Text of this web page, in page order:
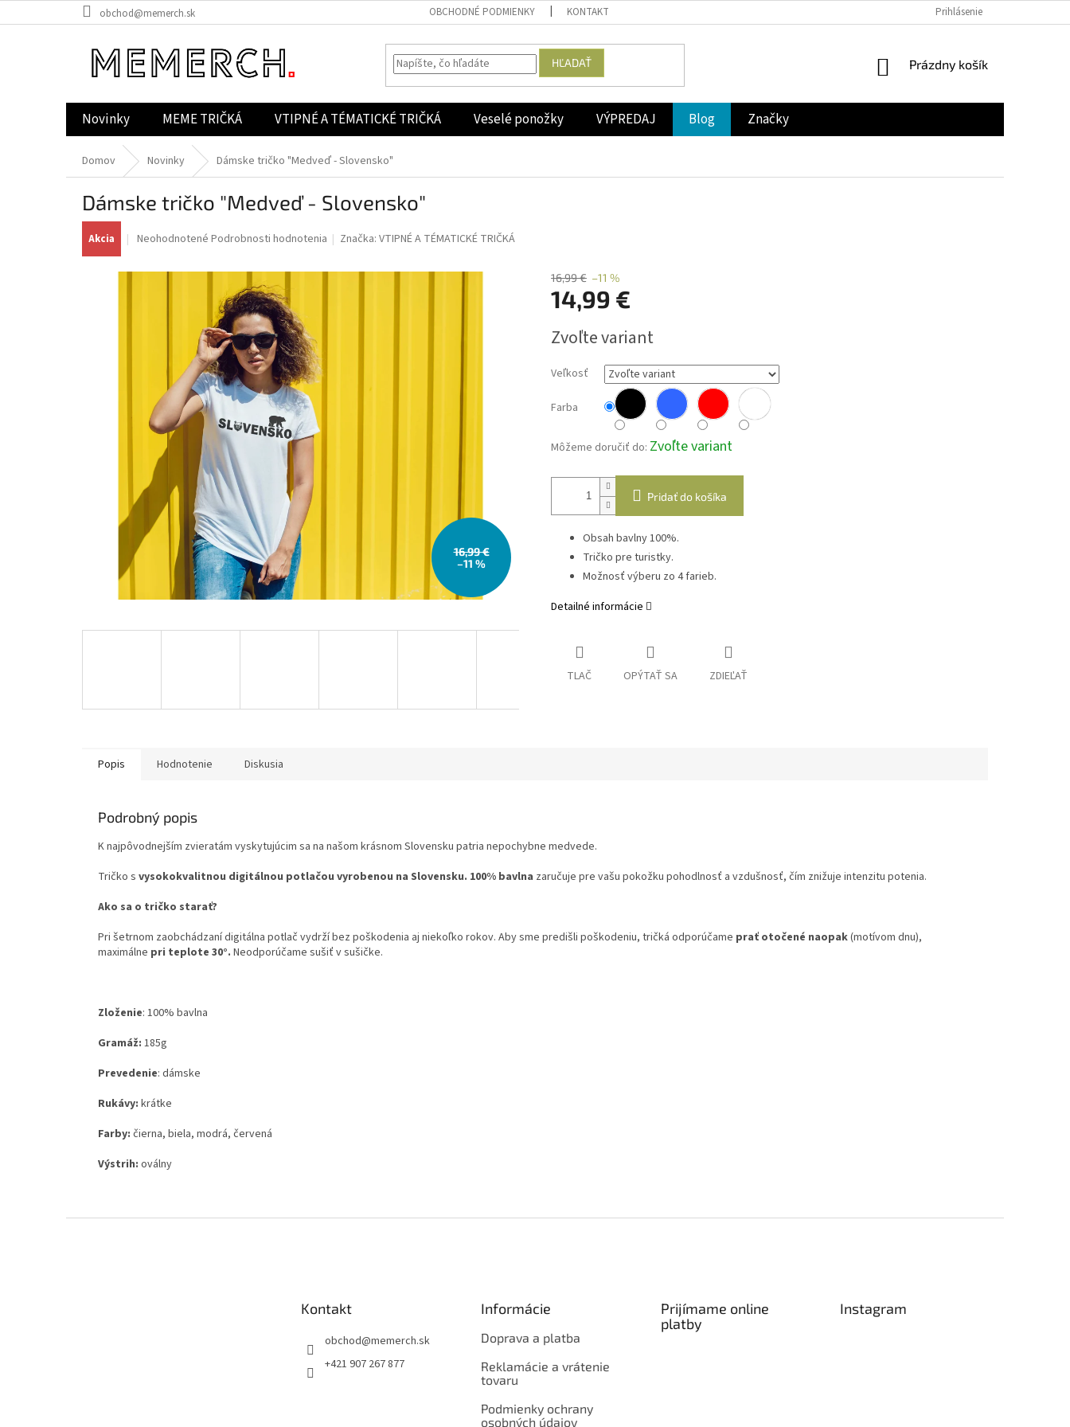
na
obchod@memerch.sk OBCHODNÉ PODMIENKY KONTAKT Prihlásenie
HĽADAŤ
NÁKUPNÝ
Prázdny košík
Novinky MEME TRIČKÁ VTIPNÉ A TÉMATICKÉ TRIČKÁ Veselé ponožky VÝPREDAJ Blog Značky
Domov Novinky Dámske tričko "Medveď - Slovensko"
Dámske tričko "Medveď - Slovensko"
Akcia
Priemerné
produktu
Neohodnotené Podrobnosti hodnotenia Značka:VTIPNÉ A TÉMATICKÉ TRIČKÁ
16,99 €
–11 %
16,99 € –11 %
14,99 €
cena:
Zvoľte variant
Veľkosť
Farba
Môžeme doručiť do: Zvoľte variant
Pridať do košíka
Obsah bavlny 100%.
Tričko pre turistky.
Možnosť výberu zo 4 farieb.
Detailné informácie
TLAČ OPÝTAŤ SA ZDIEĽAŤ
Popis Hodnotenie Diskusia
Podrobný popis
K najpôvodnejším zvieratám vyskytujúcim sa na našom krásnom Slovensku patria nepochybne medvede.
Tričko s vysokokvalitnou digitálnou potlačou vyrobenou na Slovensku. 100% bavlna zaručuje pre vašu pokožku pohodlnosť a vzdušnosť, čím znižuje intenzitu potenia.
Ako sa o tričko starať?
Pri šetrnom zaobchádzaní digitálna potlač vydrží bez poškodenia aj niekoľko rokov. Aby sme predišli poškodeniu, tričká odporúčame prať otočené naopak(motívom dnu),
maximálne pri teplote 30°. Neodporúčame sušiť v sušičke.
Zloženie: 100% bavlna
Gramáž: 185g
Prevedenie: dámske
Rukávy: krátke
Farby: čierna, biela, modrá, červená
Výstrih: oválny
Kontakt
obchod@memerch.sk
+421 907 267 877
Informácie
Doprava a platba
Reklamácie a vrátenie
tovaru
Podmienky ochrany
osobných údajov
Prijímame online
platby
Instagram